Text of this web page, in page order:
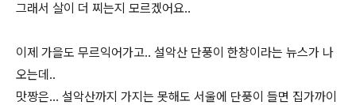
그래서 살이 더 찌는지 모르겠어요..
이제 가을도 무르익어가고.. 설악산 단풍이 한창이라는 뉴스가 나
오는데..
맛짱은... 설악산까지 가지는 못해도 서울에 단풍이 들면 집가까이